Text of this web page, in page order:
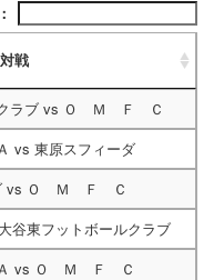
対戦
ラブvs Ｏ Ｍ Ｆ Ｃ
vs 東原スフィーダ
vs Ｏ Ｍ Ｆ Ｃ
大谷東フットボールクラブ
vs Ｏ Ｍ Ｆ Ｃ